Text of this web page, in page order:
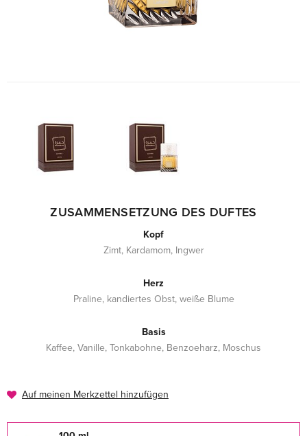
ZUSAMMENSETZUNG DES DUFTES
Kopf
Zimt, Kardamom, Ingwer
Herz
Praline, kandiertes Obst, weiße Blume
Basis
Kaffee, Vanille, Tonkabohne, Benzoeharz, Moschus
Auf meinen Merkzettel hinzufügen